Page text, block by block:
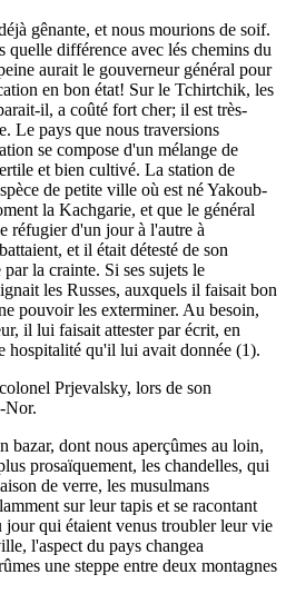
gênante, et nous mourions de soif.
quelle différence avec lés chemins du
aurait le gouverneur général pour
en bon état! Sur le Tchirtchik, les
il, a coûté fort cher; il est très-
Le pays que nous traversions
se compose d'un mélange de
et bien cultivé. La station de
de petite ville où est né Yakoub-
la Kachgarie, et que le général
réfugier d'un jour à l'autre à
et il était détesté de son
la crainte. Si ses sujets le
les Russes, auxquels il faisait bon
pouvoir les exterminer. Au besoin,
il lui faisait attester par écrit, en
hospitalité qu'il lui avait donnée (1).
Prjevalsky, lors de son
Nor.
bazar, dont nous aperçûmes au loin,
prosaïquement, les chandelles, qui
de verre, les musulmans
sur leur tapis et se racontant
jour qui étaient venus troubler leur vie
l'aspect du pays changea
une steppe entre deux montagnes